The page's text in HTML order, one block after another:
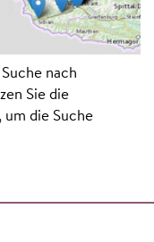
nach
Sie die
die Suche